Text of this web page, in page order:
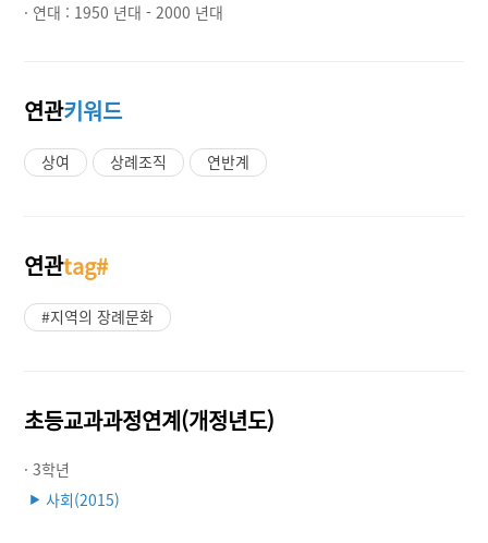
· 연대 : 1950 년대 - 2000 년대
연관키워드
상여 상례조직 연반계
연관tag#
#지역의 장례문화
초등교과과정연계(개정년도)
· 3학년
▶ 사회(2015)